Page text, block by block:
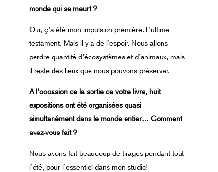
monde qui se meurt ?
Oui, ç’a été mon impulsion première. L’ultime
testament. Mais il y a de l’espoir. Nous allons
perdre quantité d’écosystèmes et d’animaux, mais
il reste des lieux que nous pouvons préserver.
A l’occasion de la sortie de votre livre, huit
expositions ont été organisées quasi
simultanémentdans le monde entier… Comment
avez-vous fait ?
Nous avons fait beaucoup de tirages pendant tout
l’été, pour l’essentiel dans mon studio!